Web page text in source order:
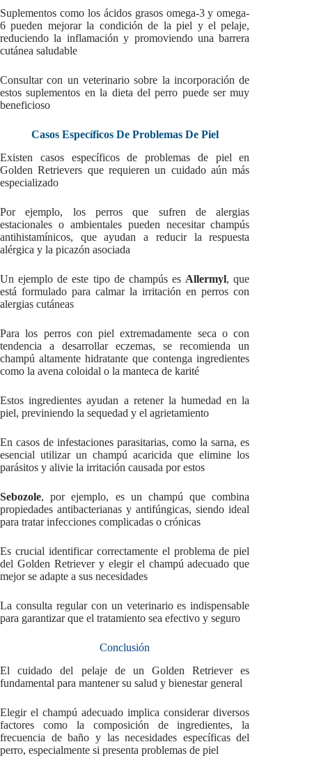
Suplementos como los ácidos grasos omega-3 y omega-
6 pueden mejorar la condición de la piel y el pelaje,
reduciendo la inflamación y promoviendo una barrera
cutánea saludable
Consultar con un veterinario sobre la incorporación de
estos suplementos en la dieta del perro puede ser muy
beneficioso
Casos Específicos De Problemas De Piel
Existen casos específicos de problemas de piel en
Golden Retrievers que requieren un cuidado aún más
especializado
Por ejemplo, los perros que sufren de alergias
estacionales o ambientales pueden necesitar champús
antihistamínicos, que ayudan a reducir la respuesta
alérgica y la picazón asociada
Un ejemplo de este tipo de champús es Allermyl, que
está formulado para calmar la irritación en perros con
alergias cutáneas
Para los perros con piel extremadamente seca o con
tendencia a desarrollar eczemas, se recomienda un
champú altamente hidratante que contenga ingredientes
como la avena coloidal o la manteca de karité
Estos ingredientes ayudan a retener la humedad en la
piel, previniendo la sequedad y el agrietamiento
En casos de infestaciones parasitarias, como la sarna, es
esencial utilizar un champú acaricida que elimine los
parásitos y alivie la irritación causada por estos
Sebozole, por ejemplo, es un champú que combina
propiedades antibacterianas y antifúngicas, siendo ideal
para tratar infecciones complicadas o crónicas
Es crucial identificar correctamente el problema de piel
del Golden Retriever y elegir el champú adecuado que
mejor se adapte a sus necesidades
La consulta regular con un veterinario es indispensable
para garantizar que el tratamiento sea efectivo y seguro
Conclusión
El cuidado del pelaje de un Golden Retriever es
fundamental para mantener su salud y bienestar general
Elegir el champú adecuado implica considerar diversos
factores como la composición de ingredientes, la
frecuencia de baño y las necesidades específicas del
perro, especialmente si presenta problemas de piel